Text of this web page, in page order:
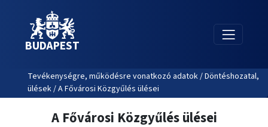
BUDAPEST
Tevékenységre, működésre vonatkozó adatok / Döntéshozatal,
ülések / A Fővárosi Közgyűlés ülései
A Fővárosi Közgyűlés ülései